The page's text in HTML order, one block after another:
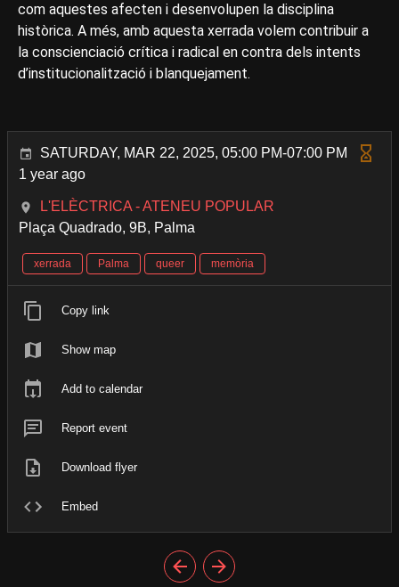
com aquestes afecten i desenvolupen la disciplina
històrica. A més, amb aquesta xerrada volem contribuir a
la conscienciació crítica i radical en contra dels intents
d’institucionalització i blanquejament.
SATURDAY, MAR 22, 2025, 05:00 PM-07:00 PM
1 year ago
L'ELÈCTRICA - ATENEU POPULAR
Plaça Quadrado, 9B, Palma
xerrada Palma queer memòria
Copy link
Show map
Add to calendar
Report event
Download flyer
Embed